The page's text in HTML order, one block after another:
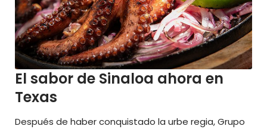
El sabor de Sinaloa ahora en
Texas
Después de haber conquistado la urbe regia, Grupo